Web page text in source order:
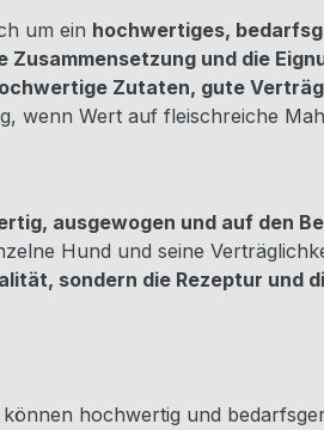
um ein hochwertiges,
Zusammensetzung und die
Zutaten, gute
wenn Wert auf fleischreiche
ausgewogen und auf den
Hund und seine
sondern die Rezeptur und
hochwertig und